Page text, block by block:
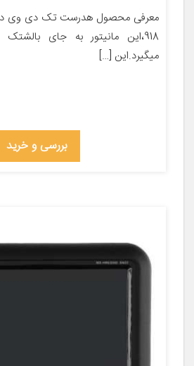
918،این مانیتور به جای
میگیرد.این […]
بررسی و خرید